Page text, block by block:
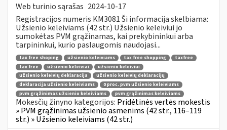
Web turinio sąrašas 2024-10-17
Registracijos numeris KM3081 Ši informacija skelbiama:
Užsienio keleiviams (42 str.) Užsienio keleiviui jo
sumokėtas PVM grąžinamas, kai prekybininkui arba
tarpininkui, kurio paslaugomis naudojasi...
tax free shoping užsienio keleiviams tax free shopping
taxfree
tax free
užsienio keleiviai
užsienio keleiviui
užsienio keleivių deklaracija
užsienio keleivių deklaracijų
deklaracija užsienio keleiviams
0 proc. pvm užsienio keleiviams
pvm grąžinimas užsienio keleiviams
pvm grąžinimas keleiviams
Mokesčių žinyno kategorijos: Pridėtinės vertės mokestis
» PVM grąžinimas užsienio asmenims (42 str., 116–119
str.) » Užsienio keleiviams (42 str.)